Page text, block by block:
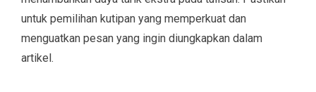
untuk pemilihan kutipan yang memperkuat dan
menguatkan pesan yang ingin diungkapkan dalam
artikel.